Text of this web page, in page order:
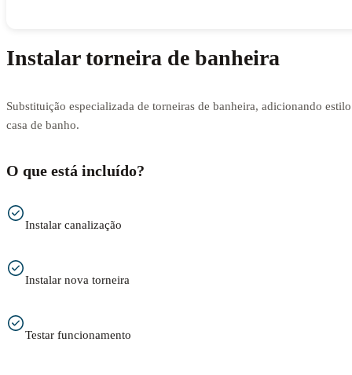
Instalar torneira de banheira
Substituição especializada de torneiras de banheira, adicionando
casa de banho.
O que está incluído?
Instalar canalização
Instalar nova torneira
Testar funcionamento